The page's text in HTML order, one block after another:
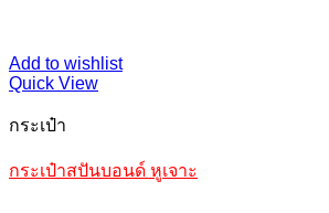
Add to wishlist
Quick View
กระเป๋า
กระเป๋าสปันบอนด์ หูเจาะ